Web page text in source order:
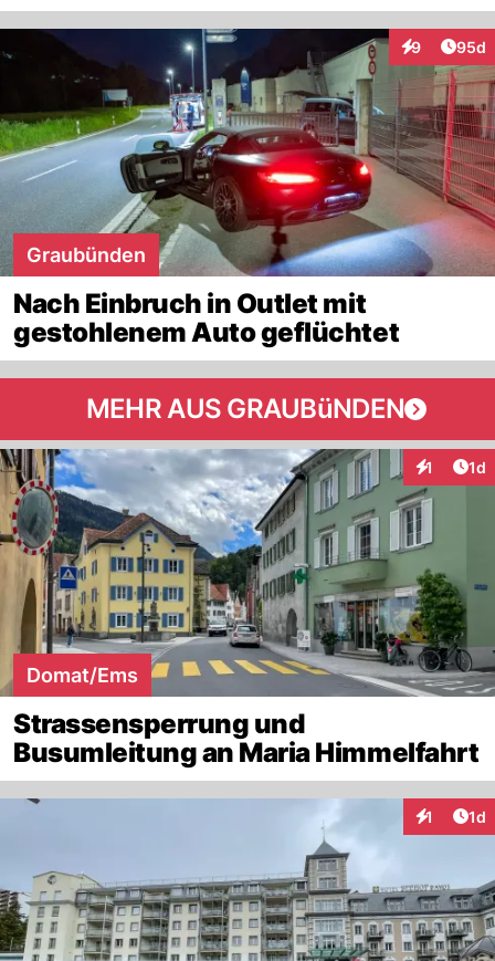
9
Interaktionen
95d
Graubünden
Nach Einbruch in Outlet mit
gestohlenem Auto geflüchtet
MEHR AUS GRAUBüNDEN
1 1d
Domat/Ems
Strassensperrung und
Busumleitung an Maria Himmelfahrt
1 1d